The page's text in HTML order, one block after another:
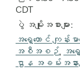
CDT
ပွဲ အမျိုးအစားများ:
အရှေ့တောင် ကျန်းမ
အစီအစဉ်, အရှ
ဌာန အခမ်းအနားမ